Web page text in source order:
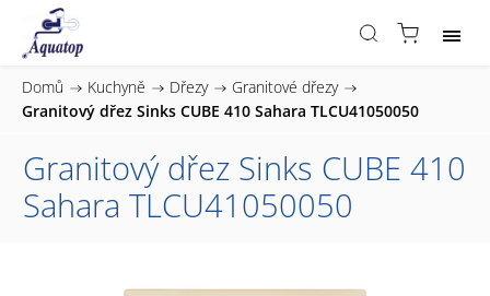
Domů / Kuchyně / Dřezy / Granitové dřezy /
Granitový dřez Sinks CUBE 410 Sahara TLCU41050050
Granitový dřez Sinks CUBE 410
Sahara TLCU41050050